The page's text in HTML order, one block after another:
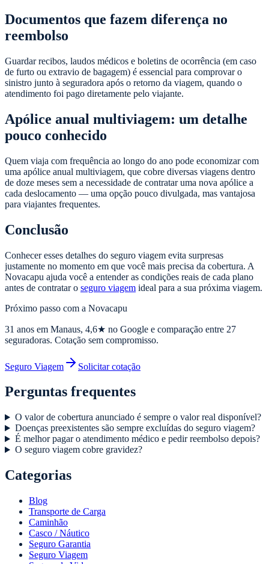
Documentos que fazem diferença no
reembolso
Guardar recibos, laudos médicos e boletins de ocorrência (em caso
de furto ou extravio de bagagem) é essencial para comprovar o
sinistro junto à seguradora após o retorno da viagem, quando o
atendimento foi pago diretamente pelo viajante.
Apólice anual multiviagem: um detalhe
pouco conhecido
Quem viaja com frequência ao longo do ano pode economizar com
uma apólice anual multiviagem, que cobre diversas viagens dentro
de doze meses sem a necessidade de contratar uma nova apólice a
cada deslocamento — uma opção pouco divulgada, mas vantajosa
para viajantes frequentes.
Conclusão
Conhecer esses detalhes do seguro viagem evita surpresas
justamente no momento em que você mais precisa da cobertura. A
Novacapu ajuda você a entender as condições reais de cada plano
antes de contratar o seguro viagem ideal para a sua próxima viagem.
Próximo passo com a Novacapu
31 anos em Manaus, 4,6★ no Google e comparação entre 27
seguradoras. Cotação sem compromisso.
Seguro Viagem Solicitar cotação
Perguntas frequentes
O valor de cobertura anunciado é sempre o valor real disponível?
Doenças preexistentes são sempre excluídas do seguro viagem?
É melhor pagar o atendimento médico e pedir reembolso depois?
O seguro viagem cobre gravidez?
Categorias
Blog
Transporte de Carga
Caminhão
Casco / Náutico
Seguro Garantia
Seguro Viagem